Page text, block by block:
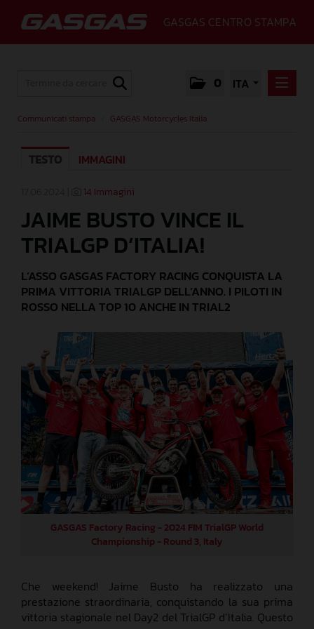
GASGAS CENTRO STAMPA
0 ITA
MEDIA
GASGAS
CONTATTI
Communicati stampa GASGAS Motorcycles Italia
TESTO IMMAGINI
14 Immagini
JAIME BUSTO VINCE IL
TRIALGP D’ITALIA!
L’ASSO GASGAS FACTORY RACING CONQUISTA LA
PRIMA VITTORIA TRIALGP DELL’ANNO. I PILOTI IN
ROSSO NELLA TOP 10 ANCHE IN TRIAL2
GASGAS Factory Racing - 2024 FIM TrialGP World
Championship - Round 3, Italy
Che weekend! Jaime Busto ha realizzato una
prestazione straordinaria, conquistando la sua prima
vittoria stagionale nel Day2 del TrialGP d’Italia. Questo